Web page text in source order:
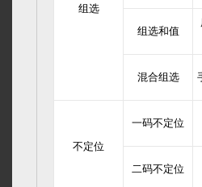
组选
组选和值
混合组选
不定位
一码不定位
二码不定位